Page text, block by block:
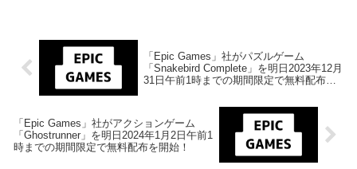
「Epic Games」社がパズルゲーム
「Snakebird Complete」を明日2023年12月
31日午前1時までの期間限定で無料配布を
「Epic Games」社がアクションゲーム
「Ghostrunner」を明日2024年1月2日午前1
時までの期間限定で無料配布を開始！